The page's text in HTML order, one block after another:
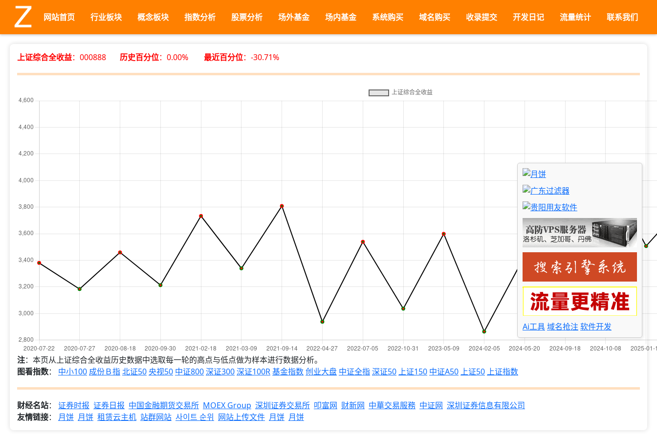
网站首页 行业板块 概念板块 指数分析 股票分析 场外基金 场内基金 系统购买 域名购买 收录提交 开发日记 流量统计 联系我们
上证综合全收益：000888 历史百分位：0.00% 最近百分位：-30.71%
注：本页从上证综合全收益历史数据中选取每一轮的高点与低点做为样本进行数据分析。
图看指数： 中小100 成份Ｂ指北证50央视50 中证800深证300深证100R基金指数创业大盘 中证全指深证50 上证150 中证A50 上证50 上证指数
财经名站： 证券时报 证券日报 中国金融期货交易所 MOEX Group 深圳证券交易所 叩富网 财新网 中華交易服務 中证网 深圳证券信息有限公司
友情链接： 月饼 月饼 租赁云主机 站群网站 사이트 순위 网站上传文件 月饼 月饼
Ai工具域名抢注 软件开发